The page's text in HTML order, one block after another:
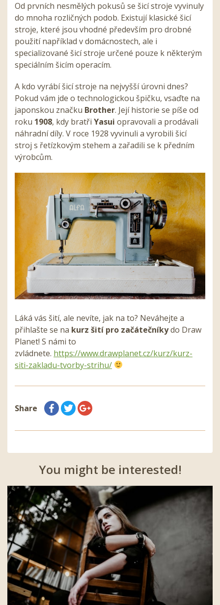
Od prvních nesmělých pokusů se šicí stroje vyvinuly
do mnoha rozličných podob. Existují klasické šicí
stroje, které jsou vhodné především pro drobné
použití například v domácnostech, ale i
specializované šicí stroje určené pouze k některým
speciálním šicím operacím.
A kdo vyrábí šicí stroje na nejvyšší úrovni dnes?
Pokud vám jde o technologickou špičku, vsaďte na
japonskou značku Brother. Její historie se píše od
roku 1908, kdy bratři Yasui opravovali a prodávali
náhradní díly. V roce 1928 vyvinuli a vyrobili šicí
stroj s řetízkovým stehem a zařadili se k předním
výrobcům.
Láká vás šití, ale nevíte, jak na to? Neváhejte a
přihlašte se na kurz šití pro začátečníkydo Draw
Planet! S námi to
zvládnete. https://www.drawplanet.cz/kurz/kurz-
siti-zakladu-tvorby-strihu/
Share
You might be interested!